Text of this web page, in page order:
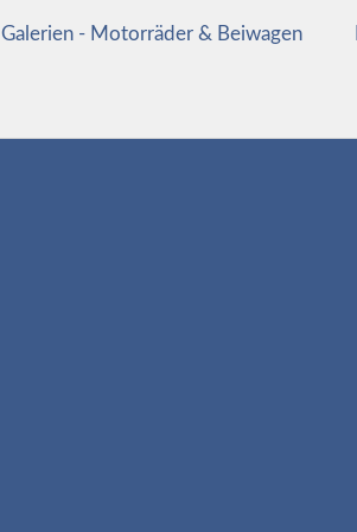
Galerien - Motorräder & Beiwagen